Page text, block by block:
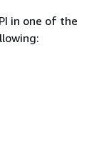
in one of the